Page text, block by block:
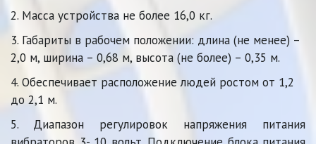
2. Масса устройства не более 16,0 кг.
3. Габариты в рабочем положении: длина (не менее) –
2,0 м, ширина – 0,68 м, высота (не более) – 0,35 м.
4. Обеспечивает расположение людей ростом от 1,2
до 2,1 м.
5. Диапазон регулировок напряжения питания